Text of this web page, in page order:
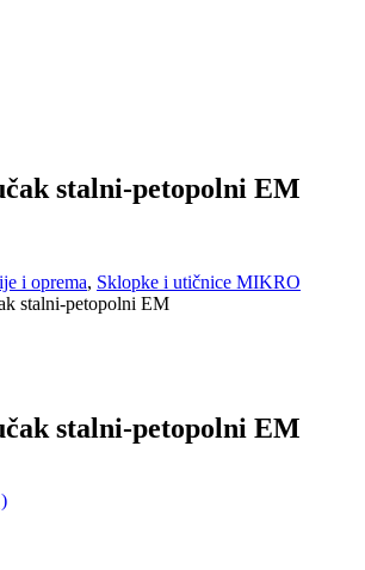
stalni-petopolni EM
i oprema, Sklopke i utičnice MIKRO
stalni-petopolni EM
stalni-petopolni EM